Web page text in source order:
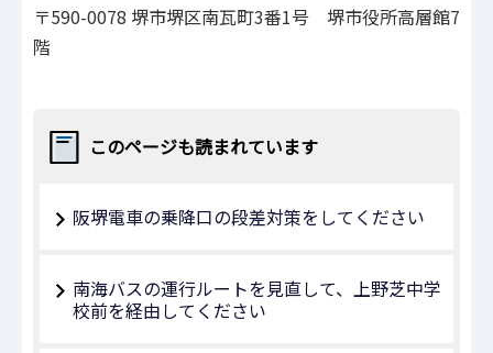
〒590-0078 堺市堺区南瓦町3番1号 堺市役所高層館7
階
このページも読まれています
阪堺電車の乗降口の段差対策をしてください
南海バスの運行ルートを見直して、上野芝中学
校前を経由してください